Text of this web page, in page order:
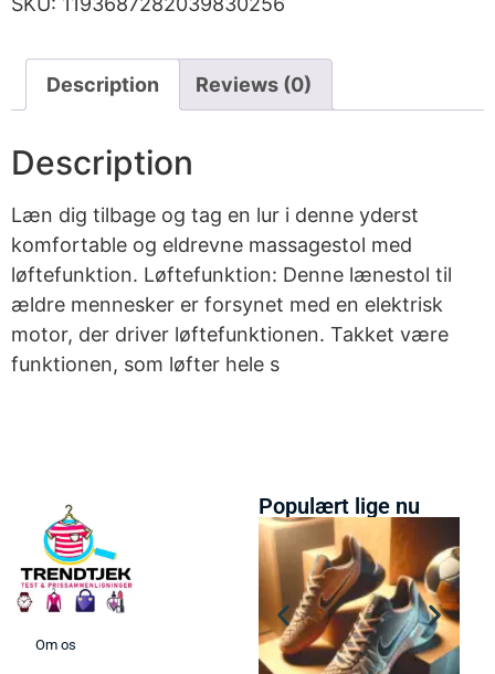
Description Reviews (0)
Description
Læn dig tilbage og tag en lur i denne yderst
komfortable og eldrevne massagestol med
løftefunktion. Løftefunktion: Denne lænestol til
ældre mennesker er forsynet med en elektrisk
motor, der driver løftefunktionen. Takket være
funktionen, som løfter hele s
Om os
Populært lige nu